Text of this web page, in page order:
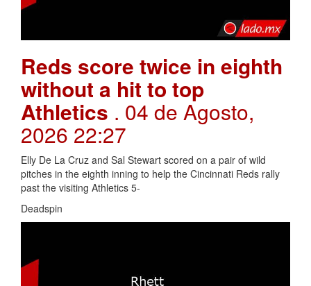
Reds score twice in eighth
without a hit to top
Athletics . 04 de Agosto,
2026 22:27
Elly De La Cruz and Sal Stewart scored on a pair of wild
pitches in the eighth inning to help the Cincinnati Reds rally
past the visiting Athletics 5-
Deadspin